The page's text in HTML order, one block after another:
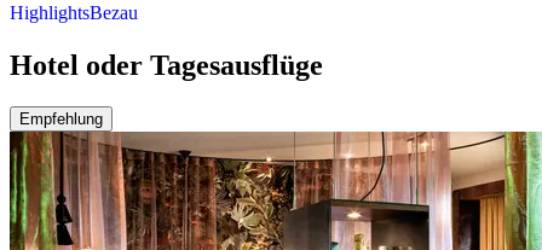
HighlightsBezau
Hotel oder Tagesausflüge
Empfehlung